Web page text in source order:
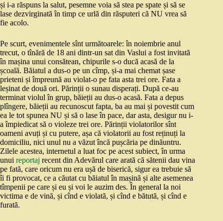
și i-a răspuns la salut, pesemne voia să stea pe spate și să se
lase dezvirginată în timp ce urlă din răsputeri că NU vrea să
fie acolo.
Pe scurt, evenimentele sînt următoarele: în noiembrie anul
trecut, o tînără de 18 ani dintr-un sat din Vaslui a fost invitată
în mașina unui consătean, chipurile s-o ducă acasă de la
școală. Băiatul a dus-o pe un cîmp, și-a mai chemat șase
prieteni și împreună au violat-o pe fata asta trei ore. Fata a
leșinat de două ori. Părinții o sunau disperați. După ce-au
terminat violul în grup, băieții au dus-o acasă. Fata a depus
plîngere, băieții au recunoscut fapta, ba au mai și povestit cum
ea le tot spunea NU și să o lase în pace, dar asta, desigur nu i-
a împiedicat să o violeze trei ore. Părinții violatorilor sînt
oameni avuți și cu putere, așa că violatorii au fost reținuți la
domiciliu, nici unul nu a văzut încă pușcăria pe dinăuntru.
Zilele acestea, internetul a luat foc pe acest subiect, în urma
unui reportaj recent din Adevărul care arată că sătenii dau vina
pe fată, care oricum nu era ușă de biserică, sigur ea trebuie să
îi fi provocat, ce a căutat cu băiatul în mașină și alte asemenea
tîmpenii pe care și eu și voi le auzim des. În general la noi
victima e de vină, și cînd e violată, și cînd e bătută, și cînd e
furată.